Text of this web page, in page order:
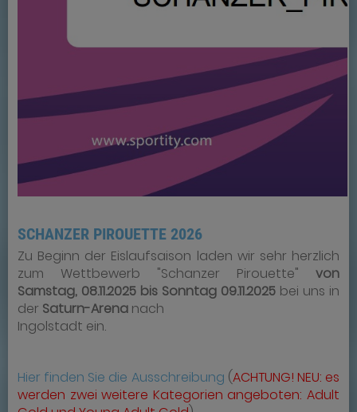
SCHANZER PIROUETTE 2026
Zu Beginn der Eislaufsaison laden wir sehr herzlich
zum Wettbewerb "Schanzer Pirouette" von
Samstag, 08.11.2025 bis Sonntag 09.11.2025 bei uns in
der Saturn-Arena nach
Ingolstadt ein.
Hier finden Sie die Ausschreibung (ACHTUNG! NEU: es
werden zwei weitere Kategorien angeboten: Adult